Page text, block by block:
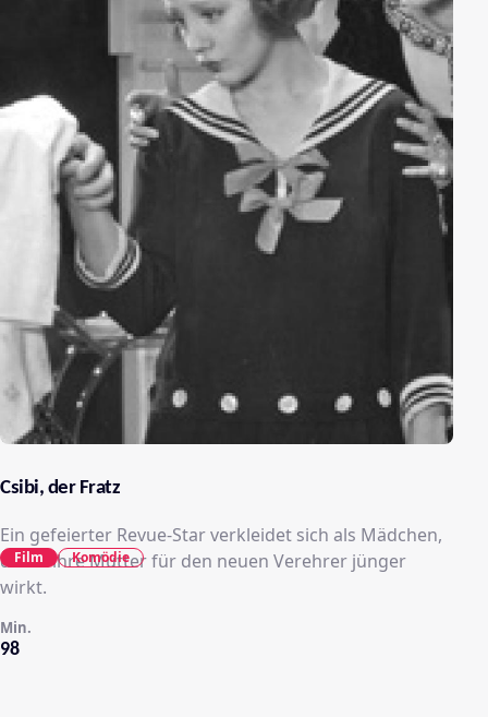
Csibi, der Fratz
Ein gefeierter Revue-Star verkleidet sich als Mädchen,
damit ihre Mutter für den neuen Verehrer jünger
wirkt.
98
Min.
Film Komödie